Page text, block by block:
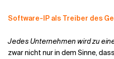
Software-IP als Treiber des
Jedes Unternehmen wird zu
zwar nicht nur in dem Sinne,